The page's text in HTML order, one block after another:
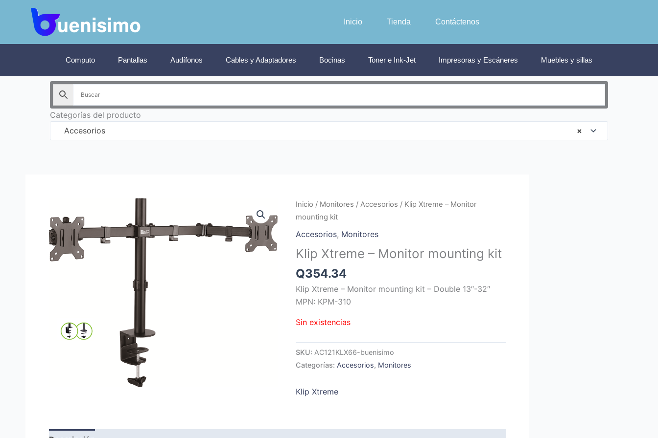
contenido
Inicio Tienda Contáctenos
Computo Pantallas Audífonos Cables y Adaptadores Bocinas Toner e Ink-Jet Impresoras y Escáneres Muebles y sillas
Categorías del producto
×
Accesorios
Inicio / Monitores / Accesorios / Klip Xtreme – Monitor
mounting kit
Accesorios, Monitores
Klip Xtreme – Monitor mounting kit
Q354.34
Klip Xtreme – Monitor mounting kit – Double 13″-32″
MPN: KPM-310
Sin existencias
SKU: AC121KLX66-buenisimo
Categorías: Accesorios, Monitores
Klip Xtreme